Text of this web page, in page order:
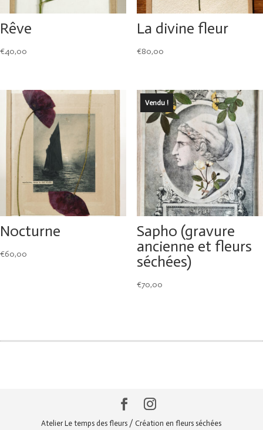
Rêve
€40,00
La divine fleur
€80,00
Nocturne
€60,00
Vendu !
Sapho (gravure
ancienne et fleurs
séchées)
€70,00
Atelier Le temps des fleurs / Création en fleurs séchées